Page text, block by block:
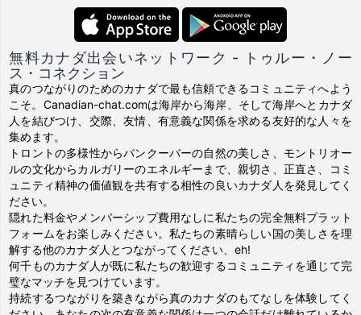
無料カナダ出会いネットワーク - トゥルー・ノー
ス・コネクション
真のつながりのためのカナダで最も信頼できるコミュニティへよう
こそ。Canadian-chat.comは海岸から海岸、そして海岸へとカナダ
人を結びつけ、交際、友情、有意義な関係を求める友好的な人々を
集めます。
トロントの多様性からバンクーバーの自然の美しさ、モントリオー
ルの文化からカルガリーのエネルギーまで、親切さ、正直さ、コミ
ュニティ精神の価値観を共有する相性の良いカナダ人を発見してく
ださい。
隠れた料金やメンバーシップ費用なしに私たちの完全無料プラット
フォームをお楽しみください。私たちの素晴らしい国の美しさを理
解する他のカナダ人とつながってください、eh!
何千ものカナダ人が既に私たちの歓迎するコミュニティを通じて完
璧なマッチを見つけています。
持続するつながりを築きながら真のカナダのもてなしを体験してく